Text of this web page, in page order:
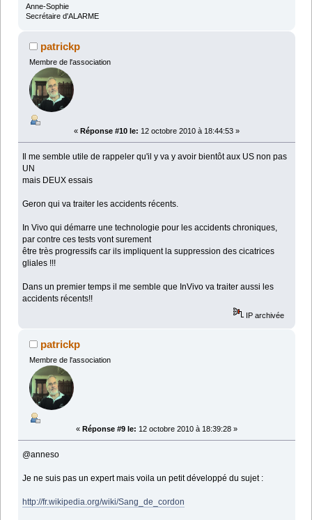
Anne-Sophie
Secrétaire d'ALARME
patrickp
Membre de l'association
« Réponse #10 le: 12 octobre 2010 à 18:44:53 »
Il me semble utile de rappeler qu'il y va y avoir bientôt aux US non pas
UN
mais DEUX essais
Geron qui va traiter les accidents récents.
In Vivo qui démarre une technologie pour les accidents chroniques,
par contre ces tests vont surement
être très progressifs car ils impliquent la suppression des cicatrices
gliales !!!
Dans un premier temps il me semble que InVivo va traiter aussi les
accidents récents!!
IP archivée
patrickp
Membre de l'association
« Réponse #9 le: 12 octobre 2010 à 18:39:28 »
@anneso
Je ne suis pas un expert mais voila un petit développé du sujet :
http://fr.wikipedia.org/wiki/Sang_de_cordon